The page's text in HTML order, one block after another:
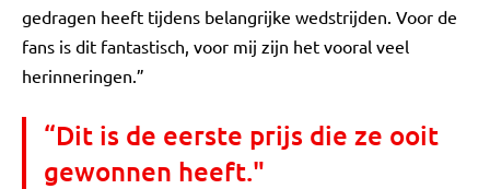
gedragen heeft tijdens belangrijke wedstrijden. Voor de
fans is dit fantastisch, voor mij zijn het vooral veel
herinneringen.”
“Dit is de eerste prijs die ze ooit
gewonnen heeft."